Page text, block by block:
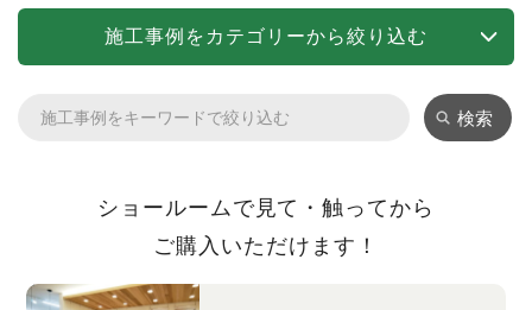
施工事例をカテゴリーから絞り込む
検索
ショールームで見て・触ってから
ご購入いただけます！